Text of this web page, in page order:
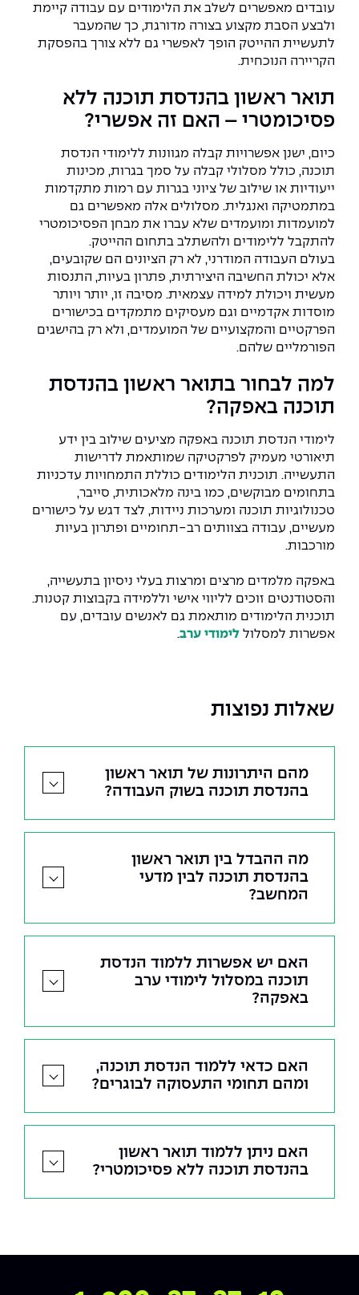
עובדים מאפשרים לשלב את הלימודים עם עבודה קיימת
ולבצע הסבת מקצוע בצורה מדורגת, כך שהמעבר
לתעשיית ההייטק הופך לאפשרי גם ללא צורך בהפסקת
הקריירה הנוכחית.
תואר ראשון בהנדסת תוכנה ללא
פסיכומטרי – האם זה אפשרי?
כיום, ישנן אפשרויות קבלה מגוונות ללימודי הנדסת
תוכנה, כולל מסלולי קבלה על סמך בגרות, מכינות
ייעודיות או שילוב של ציוני בגרות עם רמות מתקדמות
במתמטיקה ואנגלית. מסלולים אלה מאפשרים גם
למועמדות ומועמדים שלא עברו את מבחן הפסיכומטרי
להתקבל ללימודים ולהשתלב בתחום ההייטק.
בעולם העבודה המודרני, לא רק הציונים הם שקובעים,
אלא יכולת החשיבה היצירתית, פתרון בעיות, התנסות
מעשית ויכולת למידה עצמאית. מסיבה זו, יותר ויותר
מוסדות אקדמיים וגם מעסיקים מתמקדים בכישורים
הפרקטיים והמקצועיים של המועמדים, ולא רק בהישגים
הפורמליים שלהם.
למה לבחור בתואר ראשון בהנדסת
תוכנה באפקה?
לימודי הנדסת תוכנה באפקה מציעים שילוב בין ידע
תיאורטי מעמיק לפרקטיקה שמותאמת לדרישות
התעשייה. תוכנית הלימודים כוללת התמחויות עדכניות
בתחומים מבוקשים, כמו בינה מלאכותית, סייבר,
טכנולוגיות תוכנה ומערכות ניידות, לצד דגש על כישורים
מעשיים, עבודה בצוותים רב-תחומיים ופתרון בעיות
מורכבות.
באפקה מלמדים מרצים ומרצות בעלי ניסיון בתעשייה,
והסטודנטים זוכים לליווי אישי וללמידה בקבוצות קטנות.
תוכנית הלימודים מותאמת גם לאנשים עובדים, עם
אפשרות למסלול לימודי ערב.
שאלות נפוצות
מהם היתרונות של תואר ראשון
בהנדסת תוכנה בשוק העבודה?
מה ההבדל בין תואר ראשון
בהנדסת תוכנה לבין מדעי
המחשב?
האם יש אפשרות ללמוד הנדסת
תוכנה במסלול לימודי ערב
באפקה?
האם כדאי ללמוד הנדסת תוכנה,
ומהם תחומי התעסוקה לבוגרים?
האם ניתן ללמוד תואר ראשון
בהנדסת תוכנה ללא פסיכומטרי?